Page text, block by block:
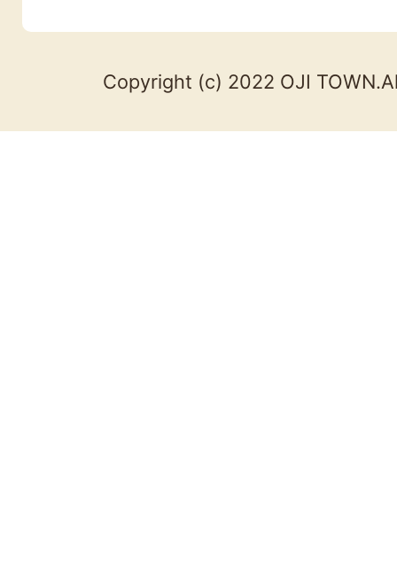
Copyright (c) 2022 OJI